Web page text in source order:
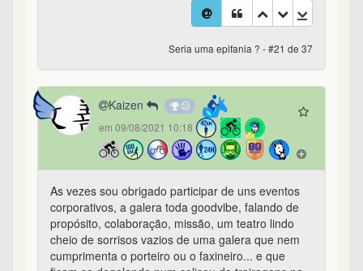
Seria uma epifania ? - #21 de 37
Kaizen
em 09/08/2021 10:18
As vezes sou obrigado participar de uns eventos
corporativos, a galera toda goodvibe, falando de
propósito, colaboração, missão, um teatro lindo
cheio de sorrisos vazios de uma galera que nem
cumprimenta o porteiro ou o faxineiro... e que